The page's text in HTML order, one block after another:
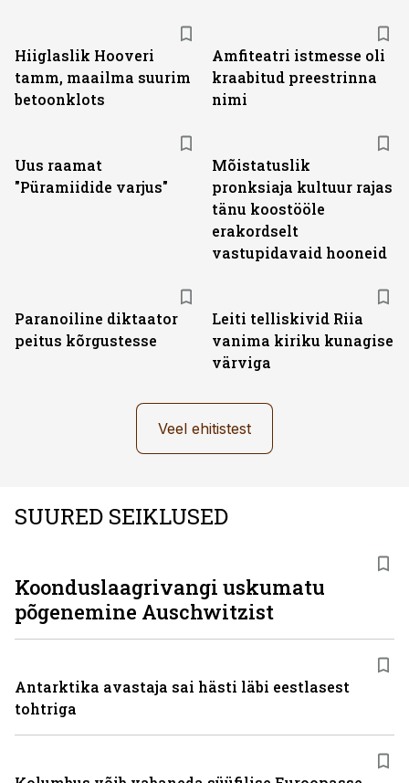
Hiiglaslik Hooveri
tamm, maailma suurim
betoonklots
Amfiteatri istmesse oli
kraabitud preestrinna
nimi
Uus raamat
"Püramiidide varjus"
Mõistatuslik
pronksiaja kultuur rajas
tänu koostööle
erakordselt
vastupidavaid hooneid
Paranoiline diktaator
peitus kõrgustesse
Leiti telliskivid Riia
vanima kiriku kunagise
värviga
Veel ehitistest
SUURED SEIKLUSED
Koonduslaagrivangi uskumatu
põgenemine Auschwitzist
Antarktika avastaja sai hästi läbi eestlasest
tohtriga